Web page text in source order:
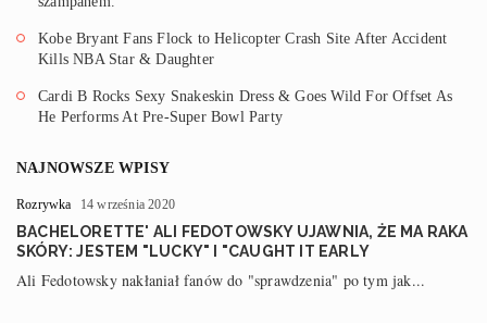
Kobe Bryant Fans Flock to Helicopter Crash Site After Accident
Kills NBA Star & Daughter
Cardi B Rocks Sexy Snakeskin Dress & Goes Wild For Offset As
He Performs At Pre-Super Bowl Party
NAJNOWSZE WPISY
Rozrywka 14 września 2020
BACHELORETTE' ALI FEDOTOWSKY UJAWNIA, ŻE MA RAKA
SKÓRY: JESTEM "LUCKY" I "CAUGHT IT EARLY
Ali Fedotowsky nakłaniał fanów do "sprawdzenia" po tym jak...